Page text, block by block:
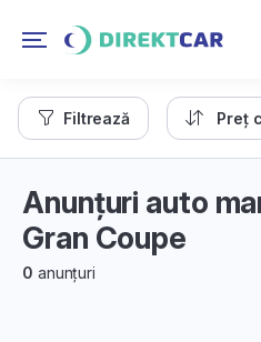
Filtrează Preț
Anunțuri auto
Gran Coupe
0 anunțuri